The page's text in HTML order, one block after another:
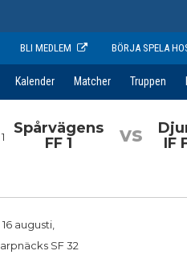
BLI MEDLEM BÖRJA SPELA
Kalender Matcher Truppen
Spårvägens
FF 1
vs
IF
augusti,
SF 32